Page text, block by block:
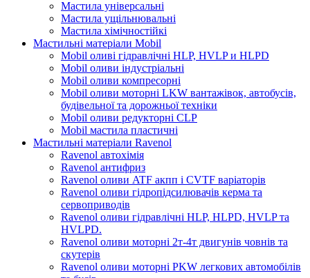
Мастила універсальні
Мастила ущільнювальні
Мастила хімічностійкі
Мастильні матеріали Mobil
Mobil оливі гідравлічні HLP, HVLP и HLPD
Mobil оливи індустріальні
Mobil оливи компресорні
Mobil оливи моторні LKW вантажівок, автобусів,
будівельної та дорожньої техніки
Mobil оливи редукторні CLP
Mobil мастила пластичні
Мастильні матеріали Ravenol
Ravenol автохімія
Ravenol антифриз
Ravenol оливи ATF акпп і CVTF варіаторів
Ravenol оливи гідропідсилювачів керма та
сервоприводів
Ravenol оливи гідравлічні HLP, HLPD, HVLP та
HVLPD.
Ravenol оливи моторні 2т-4т двигунів човнів та
скутерів
Ravenol оливи моторні PKW легкових автомобілів